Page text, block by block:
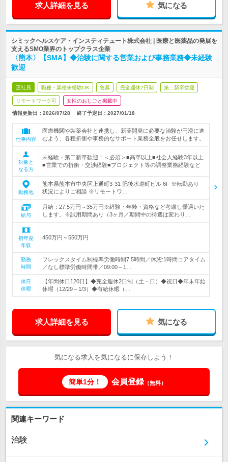
求人詳細を見る 気になる
シミックヘルスケア・インスティテュート株式会社 | 医療と医薬品の発展を
支えるSMO業界のトップクラス企業
〈熊本〉【SMA】◆治験に関する営業および事務業務◆未経験
歓迎
正社員 職種・業種未経験OK 急募 完全週休2日制 第二新卒歓迎
リモートワーク可 女性のおしごと掲載中
情報更新日：2026/07/28 終了予定日： 2027/01/18
仕事内容
医療機関や製薬会社と連携し、新薬開発に必要な治験が円滑に進
むよう、各種折衝や事務的なサポート業務全般をお任せします。
対象と
なる方
未経験・第二新卒歓迎！＜必須＞■高卒以上■社会人経験3年以上
■営業での折衝・交渉経験■プロジェクト等の調整業務経験など
勤務地
熊本県熊本市中央区上通町3-31 肥後水道町ビル 6F ※転勤あり
状況によりご相談 ※リモートワ…
給与
月給：27.5万円～35万円※経験・年齢・資格など考慮し優遇いた
します。※試用期間あり（3ヶ月／期間中の待遇は変わり…
初年度
年収
450万円～550万円
勤務
時間
フレックスタイム制標準労働時間7.5時間／休憩:1時間コアタイム
／なし標準労働時間帯／09:00～1…
休日
休暇
【年間休日120日】◆完全週休2日制（土・日）◆祝日◆年末年始
休暇（12/29～1/3）◆有給休暇（…
求人詳細を見る 気になる
気になる求人を気になるに保存しよう！
簡単1分！ 会員登録（無料）
関連キーワード
治験